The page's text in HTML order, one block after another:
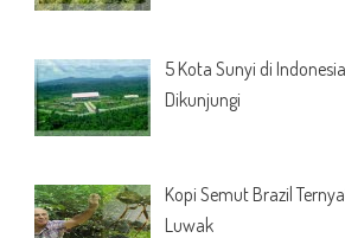
5 Kota Sunyi di
Dikunjungi
Kopi Semut Brazil
Luwak